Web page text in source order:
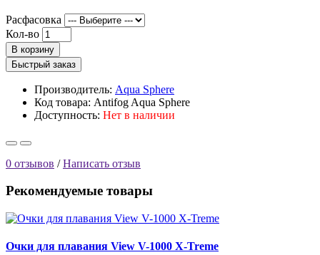
Расфасовка
Кол-во
В корзину
Быстрый заказ
Производитель: Aqua Sphere
Код товара: Antifog Aqua Sphere
Доступность: Нет в наличии
0 отзывов /Написать отзыв
Рекомендуемые товары
Очки для плавания View V-1000 X-Treme